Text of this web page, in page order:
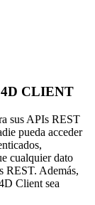
CLIENT
sus APIs REST
pueda acceder
cualquier dato
REST. Además,
Client sea